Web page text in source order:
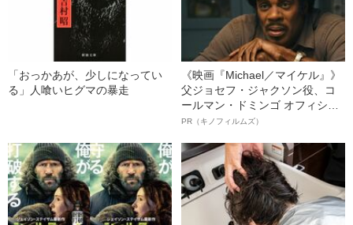
「おっかあが、少しになってい
る」人喰いヒグマの暴走
《映画『Michael／マイケル』》
父ジョセフ・ジャクソン役、コ
ールマン・ドミンゴ オフィシャ
ルインタビュー“観客を魅了した
語る”《日本興収70億円突破》
PR（キノフィルムズ）